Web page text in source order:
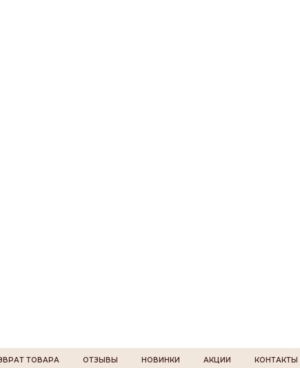
ТОВАРА ОТЗЫВЫ НОВИНКИ АКЦИИ КОНТАКТЫ